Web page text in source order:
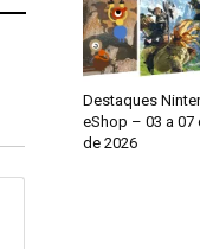
Destaques
eShop – 03 a
de 2026